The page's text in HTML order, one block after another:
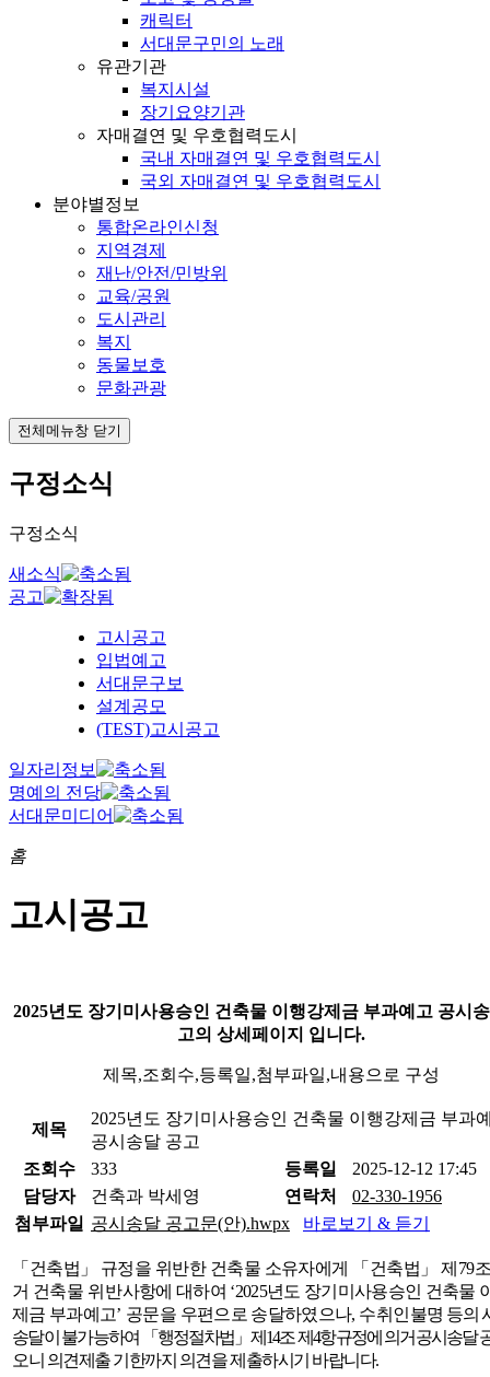
캐릭터
서대문구민의 노래
유관기관
복지시설
장기요양기관
자매결연 및 우호협력도시
국내 자매결연 및 우호협력도시
국외 자매결연 및 우호협력도시
분야별정보
통합온라인신청
지역경제
재난/안전/민방위
교육/공원
도시관리
복지
동물보호
문화관광
전체메뉴창 닫기
구정소식
구정소식
새소식
공고
고시공고
입법예고
서대문구보
설계공모
(TEST)고시공고
일자리정보
명예의 전당
서대문미디어
홈
고시공고
2025년도 장기미사용승인 건축물 이행강제금 부과예고 공시
고의 상세페이지 입니다.
제목,조회수,등록일,첨부파일,내용으로 구성
제목
2025년도 장기미사용승인 건축물 이행강제금 부과
공시송달 공고
조회수
333 등록일
2025-12-12 17:45
담당자
건축과 박세영 연락처
02-330-1956
첨부파일 공시송달 공고문(안).hwpx 바로보기 & 듣기
「 건축법 」 규정을 위반한 건축물 소유자에게 「 건축법 」제 79
거 건축물 위반사항에 대하여 ‘2025년도 장기미사용승인 건축물
제금 부과예고’ 공문을 우편으로 송달하였으나, 수취인불명 등의
송달이 불가능하여
「 행정절차법 」 제 14조제4항규정에 의거 공시송달
오니 의견제출 기한까지 의견을 제출하시기 바랍니다.